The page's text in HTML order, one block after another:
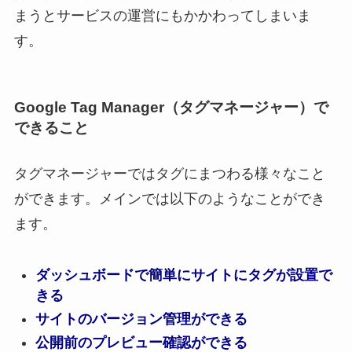
まうとサービスの運営にもかかわってしまいま
す。
Google Tag Manager（タグマネージャー）で
できること
タグマネージャーではタグにまつわる様々なこと
ができます。メインでは以下のようなことができ
ます。
ダッシュボードで簡単にサイトにタグが設置で
きる
サイトのバージョン管理ができる
公開前のプレビュー確認ができる